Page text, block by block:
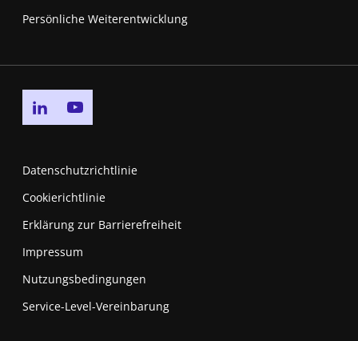
Persönliche Weiterentwicklung
Go to linkedin page
Datenschutzrichtlinie
Cookierichtlinie
Erklärung zur Barrierefreiheit
Impressum
Nutzungsbedingungen
New window
Service-Level-Vereinbarung